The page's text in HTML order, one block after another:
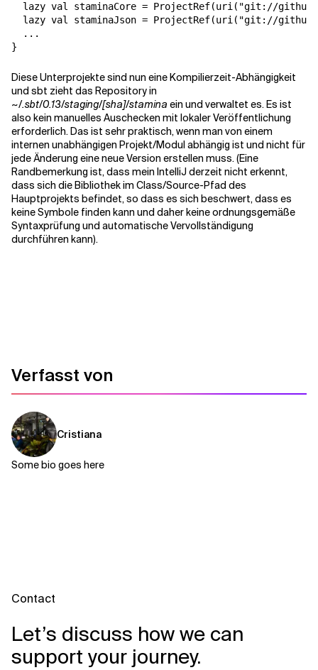
Verwandte Themen
  lazy val staminaCore =
ProjectRef(uri("git://
  lazy val staminaJson =
ProjectRef(uri("git://
  ...
Diese Unterprojekte sind nun eine Kompilierzeit-Abhängigkeit
und sbt zieht das Repository in
~/.sbt/0.13/staging/[sha]/stamina ein und verwaltet es. Es ist
also kein manuelles Auschecken mit lokaler Veröffentlichung
erforderlich. Das ist sehr praktisch, wenn man von einem
internen unabhängigen Projekt/Modul abhängig ist und nicht für
jede Änderung eine neue Version erstellen muss. (Eine
Randbemerkung ist, dass mein IntelliJ derzeit nicht erkennt,
dass sich die Bibliothek im Class/Source-Pfad des
Hauptprojekts befindet, so dass es sich beschwert, dass es
keine Symbole finden kann und daher keine ordnungsgemäße
Syntaxprüfung und automatische Vervollständigung
durchführen kann).
Verfasst von
Cristiana
Some bio goes here
Contact
Let’s discuss how we can
support your journey.